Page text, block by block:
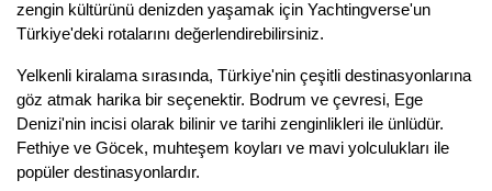
zengin kültürünü denizden yaşamak için Yachtingverse'un
Türkiye'deki rotalarını değerlendirebilirsiniz.
Yelkenli kiralama sırasında, Türkiye'nin çeşitli destinasyonlarına
göz atmak harika bir seçenektir. Bodrum ve çevresi, Ege
Denizi'nin incisi olarak bilinir ve tarihi zenginlikleri ile ünlüdür.
Fethiye ve Göcek, muhteşem koyları ve mavi yolculukları ile
popüler destinasyonlardır.